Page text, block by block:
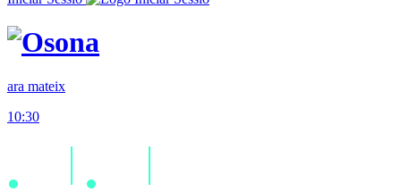
ara mateix
10:30